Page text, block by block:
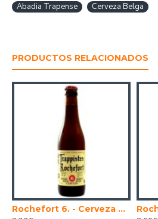
Abadia Trapense
Cerveza Belga
PRODUCTOS RELACIONADOS
Rochefort 6. - Cerveza Belga Trapense 33 cl.